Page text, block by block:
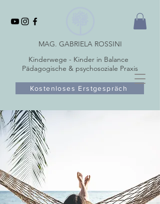
MAG. GABRIELA ROSSINI
Kinderwege - Kinder in Balance
Pädagogische & psychosoziale Praxis
Kostenloses Erstgespräch